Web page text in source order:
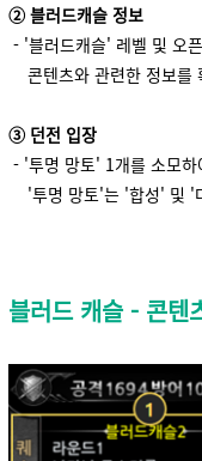
② 블러드캐슬 정보
- '블러드캐슬' 레벨 및 오
콘텐츠와 관련한 정보를
③ 던전 입장
- '투명 망토' 1개를 소모
'투명 망토'는 '합성' 및 '
블러드 캐슬 - 콘텐